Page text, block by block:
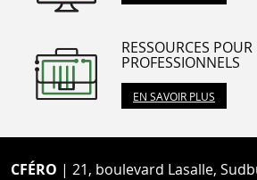
RESSOURCES POUR
PROFESSIONNELS
EN SAVOIR PLUS
CFÉRO | 21, boulevard Lasalle,